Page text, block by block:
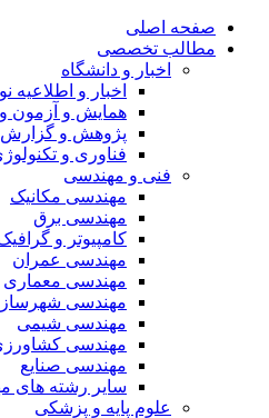
صفحه اصلی
مطالب تخصصی
اخبار و دانشگاه
اخبار و اطلاعیه
همایش و آزمون و
پژوهش و گزارش
فناوری و تکنولوژی
فنی و مهندسی
مهندسی مکانیک
مهندسی برق
کامپیوتر و گرافیک
مهندسی عمران
مهندسی معماری
مهندسی شهرسازی
مهندسی شیمی
مهندسی کشاورزی
مهندسی صنایع
سایر رشته های
علوم پایه و پزشکی